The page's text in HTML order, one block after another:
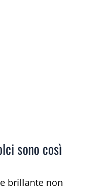
sono così
brillante non